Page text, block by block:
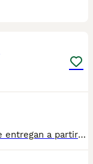
Criadores responsables y familiares. Se entregan a partir de 2 meses de edad y sus vacunas correspondientes, desparasitados. Todos los cachorros son descendientes de las mejores líneas nacionales. Se entregan en toda España con transporte de alta calidad preparado para animales, van en vehículo climatizado con chófer particular a cargo del comprador. Si tienes dudas o consultas sobre la raza, podemos resolver tus dudas por whats app ;) Abogamos por una cría nacional (no en países del este) en un ambiente familiar con personas con vocación en una cría ética y responsable, y que por encima de todo, aman a los animales Teléfono / Whats app: 641 92 23 90